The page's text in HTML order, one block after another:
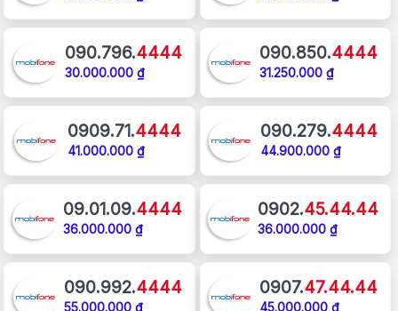
090.796.4444
30.000.000 ₫
090.850.4444
31.250.000 ₫
0909.71.4444
41.000.000 ₫
090.279.4444
44.900.000 ₫
09.01.09.4444
36.000.000 ₫
0902.45.44.44
36.000.000 ₫
090.992.4444
55.000.000 ₫
0907.47.44.44
45.000.000 ₫